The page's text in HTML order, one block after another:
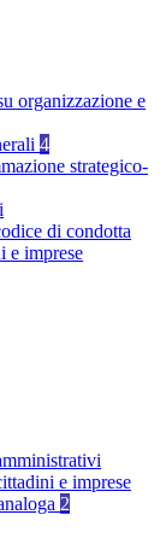
organizzazione e
4
strategico-
di condotta
e imprese
e imprese
2